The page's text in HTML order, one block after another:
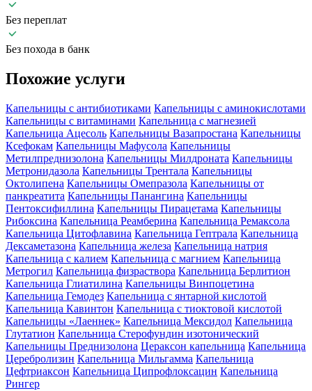
Без переплат
Без похода в банк
Похожие услуги
Капельницы с антибиотиками Капельницы с аминокислотами
Капельницы с витаминами Капельница с магнезией
Капельница Ацесоль Капельницы Вазапростана Капельницы
Ксефокам Капельницы Мафусола Капельницы
Метилпреднизолона Капельницы Милдроната Капельницы
Метронидазола Капельницы Трентала Капельницы
Октолипена Капельницы Омепразола Капельницы от
панкреатита Капельницы Панангина Капельницы
Пентоксифиллина Капельницы Пирацетама Капельницы
Рибоксина Капельница Реамберина Капельница Ремаксола
Капельница Цитофлавина Капельница Гептрала Капельница
Дексаметазона Капельница железа Капельница натрия
Капельница с калием Капельница с магнием Капельница
Метрогил Капельница физраствора Капельница Берлитион
Капельница Глиатилина Капельницы Винпоцетина
Капельница Гемодез Капельница с янтарной кислотой
Капельница Кавинтон Капельница с тиоктовой кислотой
Капельницы «Лаеннек» Капельница Мексидол Капельница
Глутатион Капельница Стерофундин изотонический
Капельницы Преднизолона Цераксон капельница Капельница
Церебролизин Капельница Мильгамма Капельница
Цефтриаксон Капельница Ципрофлоксацин Капельница
Рингер